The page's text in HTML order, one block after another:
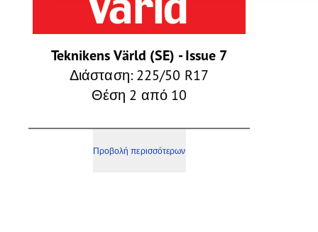
Teknikens Värld (SE) - Issue 7
Διάσταση: 225/50 R17
Θέση 2 από 10
Προβολή περισσότερων